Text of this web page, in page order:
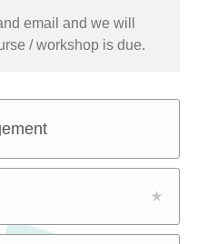
email and we will
/ workshop is due.